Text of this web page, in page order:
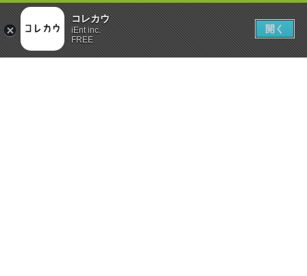
コレカウ
iEnt inc.
FREE
開く